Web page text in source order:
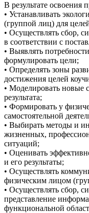
В результате освоения
• Устанавливать
(группой лиц) для
• Осуществлять сбор,
в соответствии с
• Выявлять
формулировать цели;
• Определять зоны
достижения целей
• Моделировать новые
результата;
• Формировать у
самостоятельной
• Выбирать методы и
жизненных,
ситуаций;
• Оценивать
и его результаты;
• Осуществлять
физическим лицом
• Осуществлять сбор,
представление
функциональной